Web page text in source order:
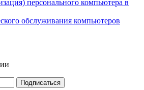
персонального компьютера в
обслуживания компьютеров
Подписаться